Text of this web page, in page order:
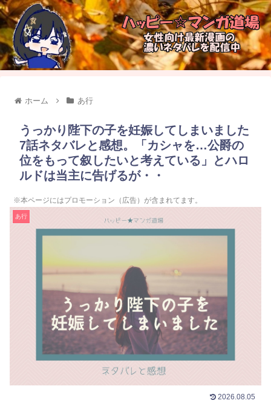
ホーム あ行
うっかり陛下の子を妊娠してしまいました
7話ネタバレと感想。「カシャを…公爵の
位をもって叙したいと考えている」とハロ
ルドは当主に告げるが・・
※本ページにはプロモーション（広告）が含まれてます。
あ行
2026.08.05